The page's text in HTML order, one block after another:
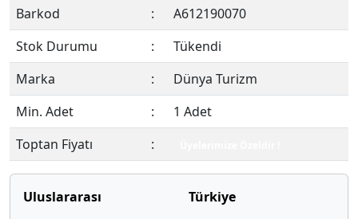
Barkod
:
A612190070
Stok Durumu
:
Tükendi
Marka
:
Dünya Turizm
Min. Adet
:
1 Adet
Toptan Fiyatı
:
Uluslararası
Türkiye